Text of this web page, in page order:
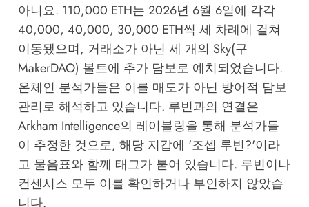
아니요. 110,000 ETH는 2026년 6월 6일에 각각
40,000, 40,000, 30,000 ETH씩 세 차례에 걸쳐
이동됐으며, 거래소가 아닌 세 개의 Sky(구
MakerDAO) 볼트에 추가 담보로 예치되었습니다.
온체인 분석가들은 이를 매도가 아닌 방어적 담보
관리로 해석하고 있습니다. 루빈과의 연결은
Arkham Intelligence의 레이블링을 통해 분석가들
이 추정한 것으로, 해당 지갑에 '조셉 루빈?'이라
고 물음표와 함께 태그가 붙어 있습니다. 루빈이나
컨센시스 모두 이를 확인하거나 부인하지 않았습
니다.